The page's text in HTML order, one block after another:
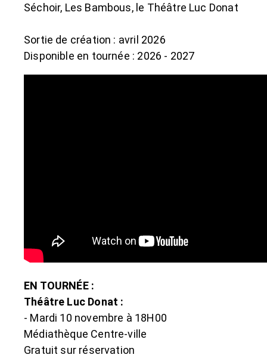
Séchoir, Les Bambous, le Théâtre Luc Donat
Sortie de création : avril 2026
Disponible en tournée : 2026 - 2027
EN TOURNÉE :
Théâtre Luc Donat :
- Mardi 10 novembre à 18H00
Médiathèque Centre-ville
Gratuit sur réservation